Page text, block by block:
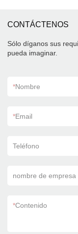
CONTÁCTENOS
Sólo díganos sus
pueda imaginar.
*Nombre
*Email
Teléfono
nombre de empresa
*Contenido